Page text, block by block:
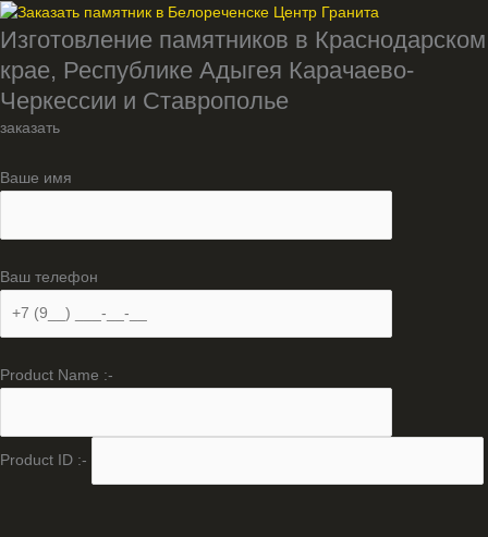
Изготовление памятников в Краснодарском
крае, Республике Адыгея Карачаево-
Черкессии и Ставрополье
заказать
Ваше имя
Ваш телефон
Product Name :-
Product ID :-